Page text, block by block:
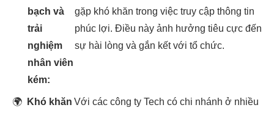
bạch và
trải
nghiệm
nhân viên
kém:
gặp khó khăn trong việc truy cập thông tin
phúc lợi. Điều này ảnh hưởng tiêu cực đến
sự hài lòng và gắn kết với tổ chức.
🌍
Khó khăn Với các công ty Tech có chi nhánh ở nhiều